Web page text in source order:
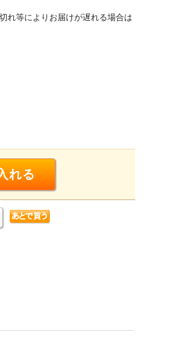
切れ等によりお届けが遅れる場合は
れる